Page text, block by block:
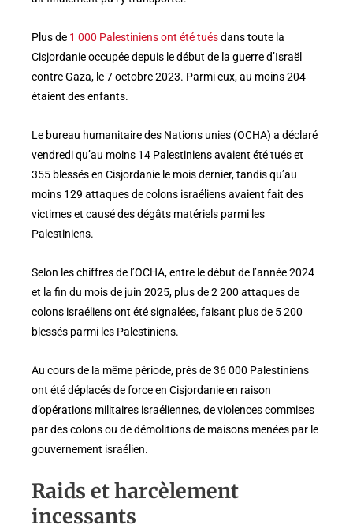
Plus de 1 000 Palestiniens ont été tuésdans toute la
Cisjordanie occupée depuis le début de la guerre d’Israël
contre Gaza, le 7 octobre 2023. Parmi eux, au moins 204
étaient des enfants.
Le bureau humanitaire des Nations unies (OCHA) a déclaré
vendredi qu’au moins 14 Palestiniens avaient été tués et
355 blessés en Cisjordanie le mois dernier, tandis qu’au
moins 129 attaques de colons israéliens avaient fait des
victimes et causé des dégâts matériels parmi les
Palestiniens.
Selon les chiffres de l’OCHA, entre le début de l’année 2024
et la fin du mois de juin 2025, plus de 2 200 attaques de
colons israéliens ont été signalées, faisant plus de 5 200
blessés parmi les Palestiniens.
Au cours de la même période, près de 36 000 Palestiniens
ont été déplacés de force en Cisjordanie en raison
d’opérations militaires israéliennes, de violences commises
par des colons ou de démolitions de maisons menées par le
gouvernement israélien.
Raids et harcèlement
incessants